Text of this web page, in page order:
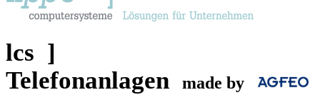
lcs ]
Telefonanlagen made by